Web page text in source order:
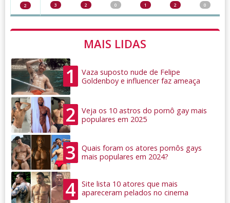
2 3 2 0 1 2 0
MAIS LIDAS
1
Vaza suposto nude de Felipe
Goldenboy e influencer faz ameaça
2
Veja os 10 astros do pornô gay mais
populares em 2025
3
Quais foram os atores pornôs gays
mais populares em 2024?
4
Site lista 10 atores que mais
apareceram pelados no cinema